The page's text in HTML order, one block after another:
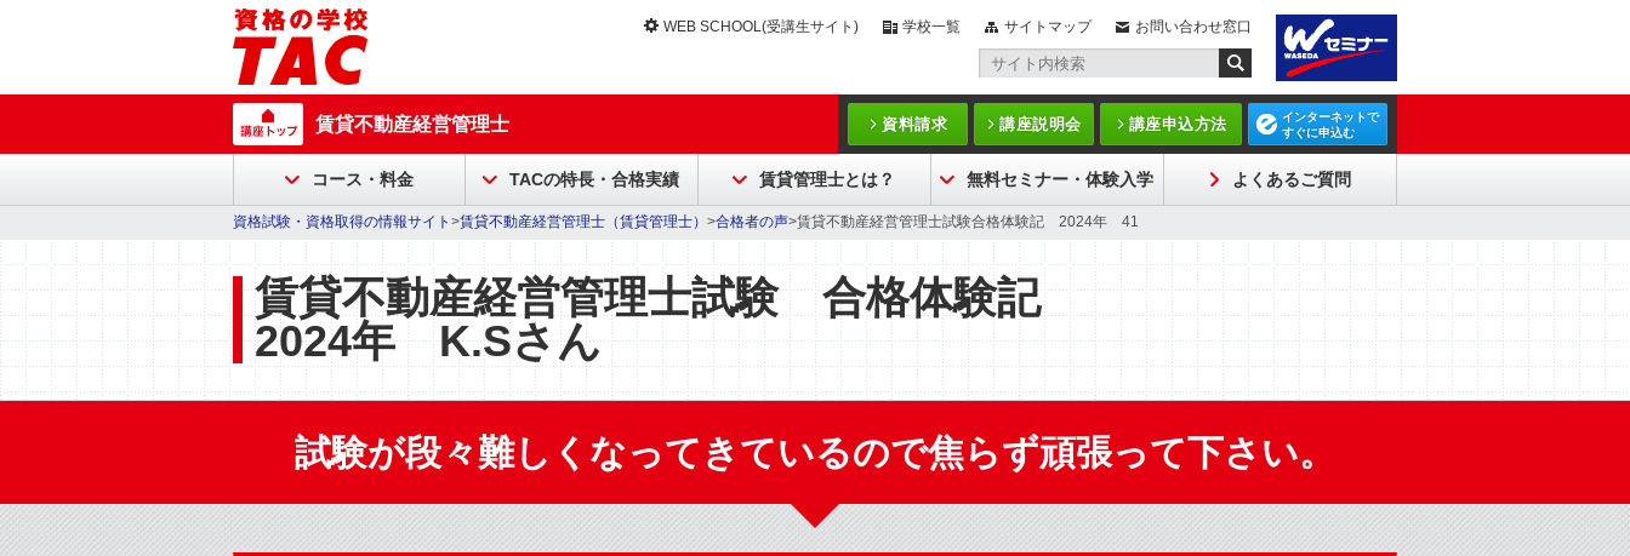
WEB SCHOOL(受講生サイト) 学校一覧 サイトマップ お問い合わせ窓口
賃貸不動産経営管理士 資料請求 講座説明会 講座申込方法
インターネットで
すぐに申込む
コース・料金 TACの特長・合格実績 賃貸管理士とは？ 無料セミナー・体験入学 よくあるご質問
資格試験・資格取得の情報サイト >賃貸不動産経営管理士（賃貸管理士） >合格者の声>賃貸不動産経営管理士試験合格体験記 2024年 41
賃貸不動産経営管理士試験 合格体験記
2024年K.Sさん
試験が段々難しくなってきているので焦らず頑張って下さい。